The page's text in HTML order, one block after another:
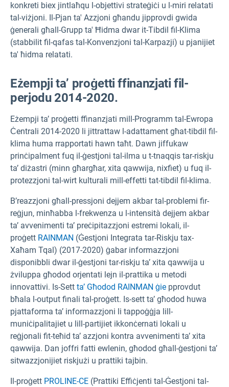
konkreti biex jintlaħqu l-objettivi strateġiċi u l-miri relatati
tal-viżjoni. Il-Pjan ta' Azzjoni għandu jipprovdi gwida
ġenerali għall-Grupp ta' Ħidma dwar it-Tibdil fil-Klima
(stabbilit fil-qafas tal-Konvenzjoni tal-Karpazji) u pjanijiet
ta' ħidma relatati.
Eżempji ta’ proġetti ffinanzjati fil-
perjodu 2014-2020.
Eżempji ta’ proġetti ffinanzjati mill-Programm tal-Ewropa
Ċentrali 2014-2020 li jittrattaw l-adattament għat-tibdil fil-
klima huma rrapportati hawn taħt. Dawn jiffukaw
prinċipalment fuq il-ġestjoni tal-ilma u t-tnaqqis tar-riskju
ta’ diżastri (minn għargħar, xita qawwija, nixfiet) u fuq il-
protezzjoni tal-wirt kulturali mill-effetti tat-tibdil fil-klima.
B’reazzjoni għall-pressjoni dejjem akbar tal-problemi fir-
reġjun, minħabba l-frekwenza u l-intensità dejjem akbar
ta’ avvenimenti ta’ preċipitazzjoni estremi lokali, il-
proġett RAINMAN (Ġestjoni Integrata tar-Riskju tax-
Xaħam Tqal) (2017-2020) ġabar informazzjoni
disponibbli dwar il-ġestjoni tar-riskju ta’ xita qawwija u
żviluppa għodod orjentati lejn il-prattika u metodi
innovattivi. Is-Sett ta’ Għodod RAINMAN ġie pprovdut
bħala l-output finali tal-proġett. Is-sett ta’ għodod huwa
pjattaforma ta’ informazzjoni li tappoġġja lill-
muniċipalitajiet u lill-partijiet ikkonċernati lokali u
reġjonali fit-teħid ta’ azzjoni kontra avvenimenti ta’ xita
qawwija. Dan joffri fatti ewlenin, għodod għall-ġestjoni ta’
sitwazzjonijiet riskjużi u prattiki tajbin.
Il-proġett PROLINE-CE (Prattiki Effiċjenti tal-Ġestjoni tal-